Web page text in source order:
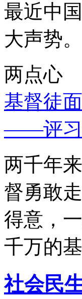
最近中
大声势。
两点心
基督徒
——评习
两千年
督勇敢
得意，
千万的
社会民